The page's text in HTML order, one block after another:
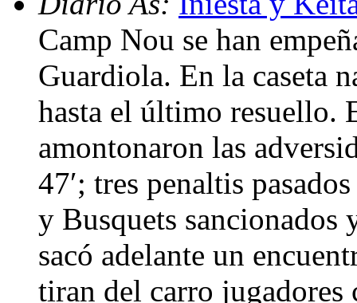
Camp Nou se han
Guardiola. En la caseta
hasta el último resuello.
amontonaron las
47′; tres penaltis
y Busquets
sacó adelante un
tiran del carro jugadores